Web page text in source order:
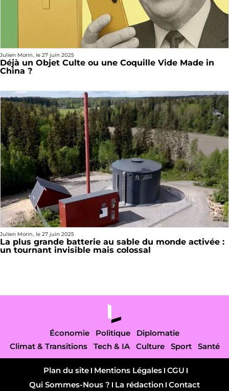
Julien Morin, le 27 juin 2025
Déjà un Objet Culte ou une Coquille Vide Made in
China ?
Julien Morin, le 27 juin 2025
La plus grande batterie au sable du monde activée :
un tournant invisible mais colossal
Économie Politique
Diplomatie
Climat & Transitions
Tech & IA Culture Sport Santé
Plan du site Mentions Légales CGU
Qui Sommes-Nous ?
La rédaction Contact